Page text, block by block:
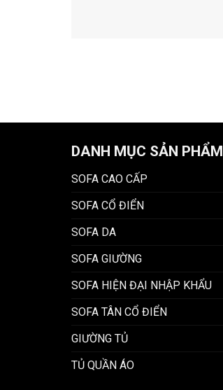
DANH MỤC SẢN PHẨM
SOFA CAO CẤP
SOFA CỔ ĐIỂN
SOFA DA
SOFA GIƯỜNG
SOFA HIỆN ĐẠI NHẬP KHẨU
SOFA TÂN CỔ ĐIỂN
GIƯỜNG TỦ
TỦ QUẦN ÁO